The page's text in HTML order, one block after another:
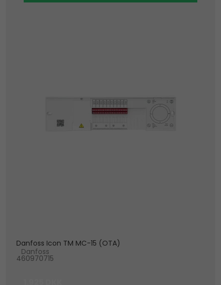
Danfoss Icon TM MC-15 (OTA)
Danfoss
460970715